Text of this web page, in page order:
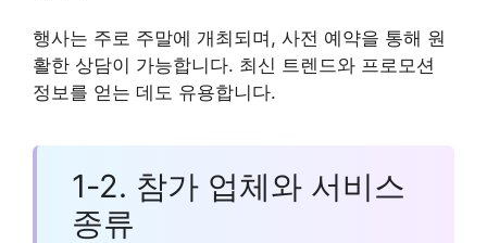
행사는 주로 주말에 개최되며, 사전 예약을 통해 원
활한 상담이 가능합니다. 최신 트렌드와 프로모션
정보를 얻는 데도 유용합니다.
1-2. 참가 업체와 서비스
종류